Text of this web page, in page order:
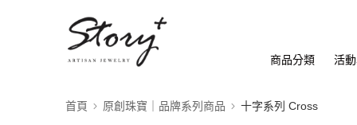
商品分類 活
首頁 原創珠寶｜品牌系列商品 十字系列 Cross